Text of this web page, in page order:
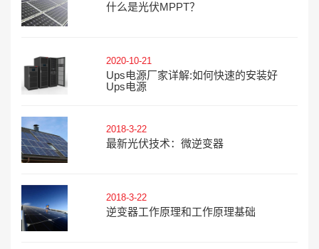
什么是光伏MPPT？
2020-10-21
Ups电源厂家详解:如何快速的安装好
Ups电源
2018-3-22
最新光伏技术：微逆变器
2018-3-22
逆变器工作原理和工作原理基础